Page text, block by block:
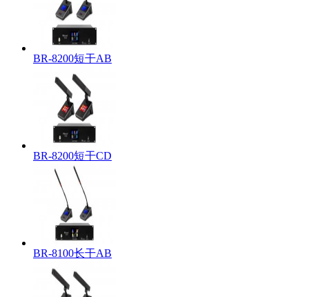
BR-8200短干AB
BR-8200短干CD
BR-8100长干AB